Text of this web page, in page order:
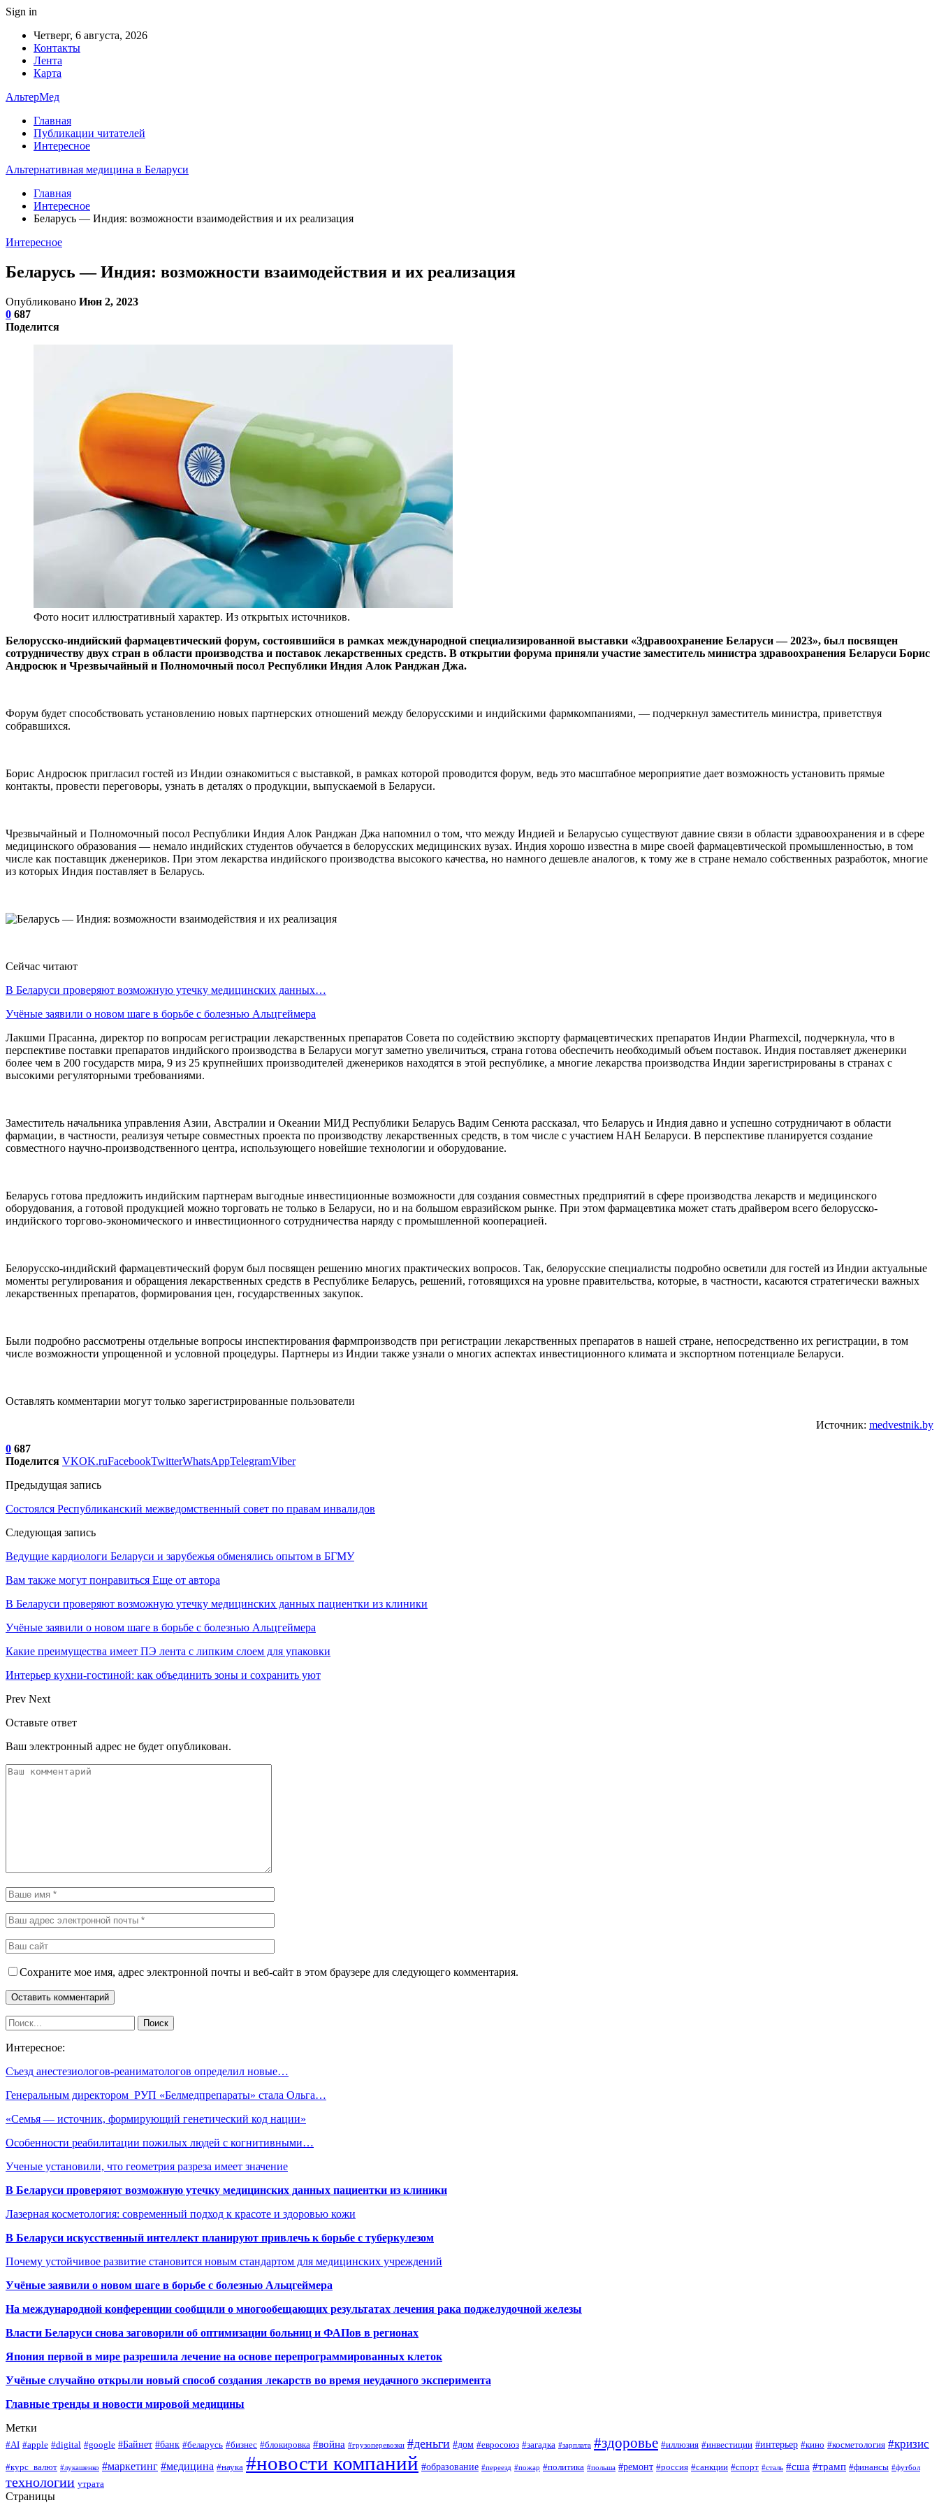
Sign in
Четверг, 6 августа, 2026
Контакты
Лента
Карта
АльтерМед
Главная
Публикации читателей
Интересное
Альтернативная медицина в Беларуси
Главная
Интересное
Беларусь — Индия: возможности взаимодействия и их реализация
Интересное
Беларусь — Индия: возможности взаимодействия и их реализация
Опубликовано Июн 2, 2023
0 687
Поделится
Фото носит иллюстративный характер. Из открытых источников.
Белорусско-индийский фармацевтический форум, состоявшийся в рамках международной специализированной выставки «Здравоохранение Беларуси — 2023», был посвящен
сотрудничеству двух стран в области производства и поставок лекарственных средств. В открытии форума приняли участие заместитель министра здравоохранения Беларуси Борис
Андросюк и Чрезвычайный и Полномочный посол Республики Индия Алок Ранджан Джа.
Форум будет способствовать установлению новых партнерских отношений между белорусскими и индийскими фармкомпаниями, — подчеркнул заместитель министра, приветствуя
собравшихся.
Борис Андросюк пригласил гостей из Индии ознакомиться с выставкой, в рамках которой проводится форум, ведь это масштабное мероприятие дает возможность установить прямые
контакты, провести переговоры, узнать в деталях о продукции, выпускаемой в Беларуси.
Чрезвычайный и Полномочный посол Республики Индия Алок Ранджан Джа напомнил о том, что между Индией и Беларусью существуют давние связи в области здравоохранения и в сфере
медицинского образования — немало индийских студентов обучается в белорусских медицинских вузах. Индия хорошо известна в мире своей фармацевтической промышленностью, в том
числе как поставщик дженериков. При этом лекарства индийского производства высокого качества, но намного дешевле аналогов, к тому же в стране немало собственных разработок, многие
из которых Индия поставляет в Беларусь.
Сейчас читают
В Беларуси проверяют возможную утечку медицинских данных…
Учёные заявили о новом шаге в борьбе с болезнью Альцгеймера
Лакшми Прасанна, директор по вопросам регистрации лекарственных препаратов Совета по содействию экспорту фармацевтических препаратов Индии Pharmexcil, подчеркнула, что в
перспективе поставки препаратов индийского производства в Беларуси могут заметно увеличиться, страна готова обеспечить необходимый объем поставок. Индия поставляет дженерики
более чем в 200 государств мира, 9 из 25 крупнейших производителей дженериков находятся в этой республике, а многие лекарства производства Индии зарегистрированы в странах с
высокими регуляторными требованиями.
Заместитель начальника управления Азии, Австралии и Океании МИД Республики Беларусь Вадим Сенюта рассказал, что Беларусь и Индия давно и успешно сотрудничают в области
фармации, в частности, реализуя четыре совместных проекта по производству лекарственных средств, в том числе с участием НАН Беларуси. В перспективе планируется создание
совместного научно-производственного центра, использующего новейшие технологии и оборудование.
Беларусь готова предложить индийским партнерам выгодные инвестиционные возможности для создания совместных предприятий в сфере производства лекарств и медицинского
оборудования, а готовой продукцией можно торговать не только в Беларуси, но и на большом евразийском рынке. При этом фармацевтика может стать драйвером всего белорусско-
индийского торгово-экономического и инвестиционного сотрудничества наряду с промышленной кооперацией.
Белорусско-индийский фармацевтический форум был посвящен решению многих практических вопросов. Так, белорусские специалисты подробно осветили для гостей из Индии актуальные
моменты регулирования и обращения лекарственных средств в Республике Беларусь, решений, готовящихся на уровне правительства, которые, в частности, касаются стратегически важных
лекарственных препаратов, формирования цен, государственных закупок.
Были подробно рассмотрены отдельные вопросы инспектирования фармпроизводств при регистрации лекарственных препаратов в нашей стране, непосредственно их регистрации, в том
числе возможности упрощенной и условной процедуры. Партнеры из Индии также узнали о многих аспектах инвестиционного климата и экспортном потенциале Беларуси.
Оставлять комментарии могут только зарегистрированные пользователи
Источник: medvestnik.by
0 687
Поделится VKOK.ruFacebookTwitterWhatsAppTelegramViber
Предыдущая запись
Состоялся Республиканский межведомственный совет по правам инвалидов
Следующая запись
Ведущие кардиологи Беларуси и зарубежья обменялись опытом в БГМУ
Вам также могут понравиться Еще от автора
В Беларуси проверяют возможную утечку медицинских данных пациентки из клиники
Учёные заявили о новом шаге в борьбе с болезнью Альцгеймера
Какие преимущества имеет ПЭ лента с липким слоем для упаковки
Интерьер кухни-гостиной: как объединить зоны и сохранить уют
Prev Next
Оставьте ответ
Ваш электронный адрес не будет опубликован.
Сохраните мое имя, адрес электронной почты и веб-сайт в этом браузере для следующего комментария.
Интересное:
Съезд анестезиологов-реаниматологов определил новые…
Генеральным директором РУП «Белмедпрепараты» стала Ольга…
«Семья — источник, формирующий генетический код нации»
Особенности реабилитации пожилых людей с когнитивными…
Ученые установили, что геометрия разреза имеет значение
В Беларуси проверяют возможную утечку медицинских данных пациентки из клиники
Лазерная косметология: современный подход к красоте и здоровью кожи
В Беларуси искусственный интеллект планируют привлечь к борьбе с туберкулезом
Почему устойчивое развитие становится новым стандартом для медицинских учреждений
Учёные заявили о новом шаге в борьбе с болезнью Альцгеймера
На международной конференции сообщили о многообещающих результатах лечения рака поджелудочной железы
Власти Беларуси снова заговорили об оптимизации больниц и ФАПов в регионах
Япония первой в мире разрешила лечение на основе перепрограммированных клеток
Учёные случайно открыли новый способ создания лекарств во время неудачного эксперимента
Главные тренды и новости мировой медицины
Метки
#AI #apple #digital #google #Байнет #банк #беларусь #бизнес #блокировка #война #грузоперевозки #деньги #дом #евросоюз #загадка #зарплата #здоровье #иллюзия #инвестиции #интерьер #кино #косметология #кризис
#курс_валют #лукашенко #маркетинг #медицина #наука #новости компаний #образование #переезд #пожар #политика #польша #ремонт #россия #санкции #спорт #сталь #сша #трамп #финансы #футбол
технологии утрата
Страницы